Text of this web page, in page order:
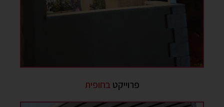
פרוייקט בחופית